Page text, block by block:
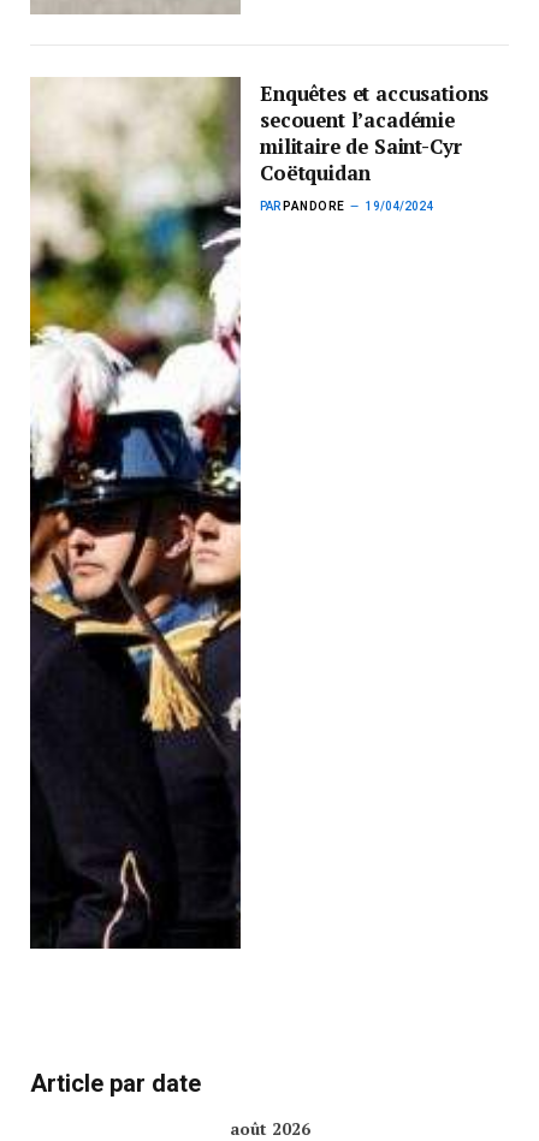
Enquêtes et accusations
secouent l’académie
militaire de Saint-Cyr
Coëtquidan
PAR PANDORE 19/04/2024
Article par date
août 2026